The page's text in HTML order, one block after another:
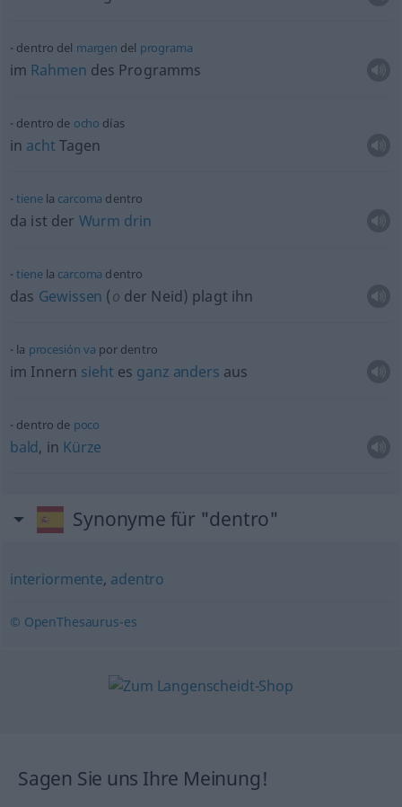
dentro del margen del programa
im Rahmen des Programms
dentro de ocho días
in acht Tagen
tienela carcoma dentro
da ist der Wurm drin
tienela carcoma dentro
das Gewissen (o der Neid) plagt ihn
la procesión va por dentro
im Innern sieht es ganz anders aus
dentro de poco
bald, in Kürze
Synonyme für "dentro"
interiormente, adentro
© OpenThesaurus-es
Sagen Sie uns Ihre Meinung!